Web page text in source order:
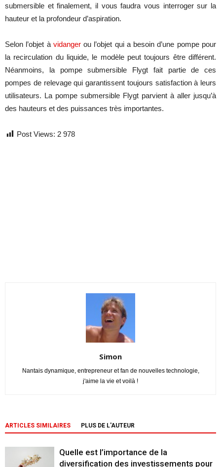
submersible et finalement, il vous faudra vous interroger sur la
hauteur et la profondeur d’aspiration.
Selon l’objet à vidangerou l’objet qui a besoin d’une pompe pour
la recirculation du liquide, le modèle peut toujours être différent.
Néanmoins, la pompe submersible Flygt fait partie de ces
pompes de relevage qui garantissent toujours satisfaction à leurs
utilisateurs. La pompe submersible Flygt parvient à aller jusqu’à
des hauteurs et des puissances très importantes.
Post Views: 2 978
Simon
Nantais dynamique, entrepreneur et fan de nouvelles technologie,
j'aime la vie et voilà !
ARTICLES SIMILAIRES PLUS DE L'AUTEUR
Quelle est l’importance de la
diversification des investissements pour